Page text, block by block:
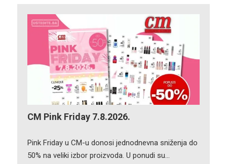
CM Pink Friday 7.8.2026.
Pink Friday u CM-u donosi jednodnevna sniženja do
50% na veliki izbor proizvoda. U ponudi su…